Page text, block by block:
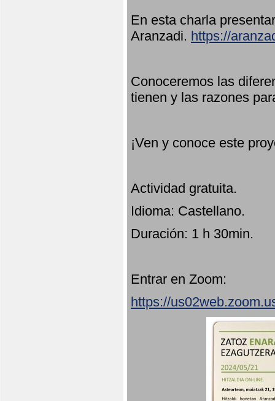
En esta charla
Aranzadi. https://
Conoceremos las
tienen y las razones
¡Ven y conoce este
Actividad gratuita.
Idioma: Castellano.
Duración: 1 h 30min.
Entrar en Zoom:
https://